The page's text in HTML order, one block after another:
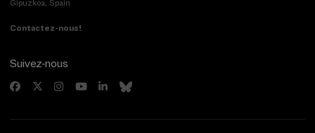
Gipuzkoa, Spain
Contactez-nous!
Suivez-nous